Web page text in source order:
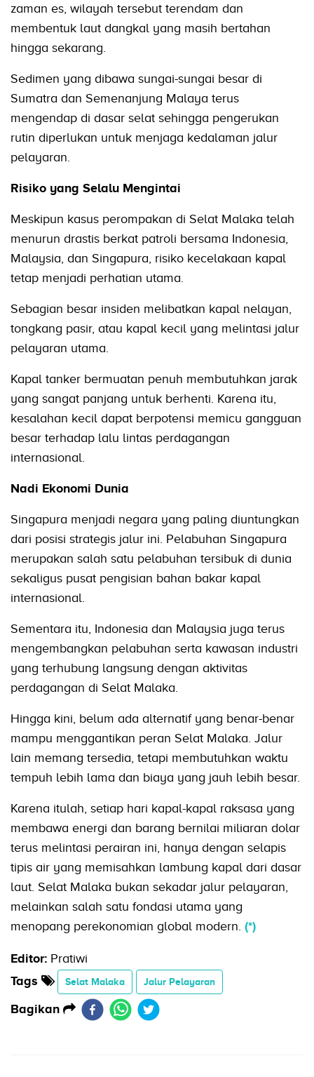
zaman es, wilayah tersebut terendam dan
membentuk laut dangkal yang masih bertahan
hingga sekarang.
Sedimen yang dibawa sungai-sungai besar di
Sumatra dan Semenanjung Malaya terus
mengendap di dasar selat sehingga pengerukan
rutin diperlukan untuk menjaga kedalaman jalur
pelayaran.
Risiko yang Selalu Mengintai
Meskipun kasus perompakan di Selat Malaka telah
menurun drastis berkat patroli bersama Indonesia,
Malaysia, dan Singapura, risiko kecelakaan kapal
tetap menjadi perhatian utama.
Sebagian besar insiden melibatkan kapal nelayan,
tongkang pasir, atau kapal kecil yang melintasi jalur
pelayaran utama.
Kapal tanker bermuatan penuh membutuhkan jarak
yang sangat panjang untuk berhenti. Karena itu,
kesalahan kecil dapat berpotensi memicu gangguan
besar terhadap lalu lintas perdagangan
internasional.
Nadi Ekonomi Dunia
Singapura menjadi negara yang paling diuntungkan
dari posisi strategis jalur ini. Pelabuhan Singapura
merupakan salah satu pelabuhan tersibuk di dunia
sekaligus pusat pengisian bahan bakar kapal
internasional.
Sementara itu, Indonesia dan Malaysia juga terus
mengembangkan pelabuhan serta kawasan industri
yang terhubung langsung dengan aktivitas
perdagangan di Selat Malaka.
Hingga kini, belum ada alternatif yang benar-benar
mampu menggantikan peran Selat Malaka. Jalur
lain memang tersedia, tetapi membutuhkan waktu
tempuh lebih lama dan biaya yang jauh lebih besar.
Karena itulah, setiap hari kapal-kapal raksasa yang
membawa energi dan barang bernilai miliaran dolar
terus melintasi perairan ini, hanya dengan selapis
tipis air yang memisahkan lambung kapal dari dasar
laut. Selat Malaka bukan sekadar jalur pelayaran,
melainkan salah satu fondasi utama yang
menopang perekonomian global modern. (*)
Editor: Pratiwi
Tags
Selat Malaka Jalur Pelayaran
Bagikan